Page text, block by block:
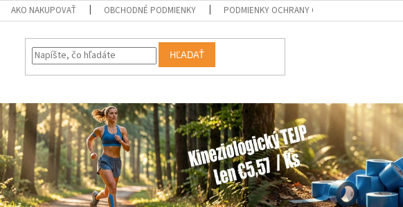
AKO NAKUPOVAŤ OBCHODNÉ PODMIENKY PODMIENKY OCHRANY OSOBNÝCH ÚDAJOV
HĽADAŤ